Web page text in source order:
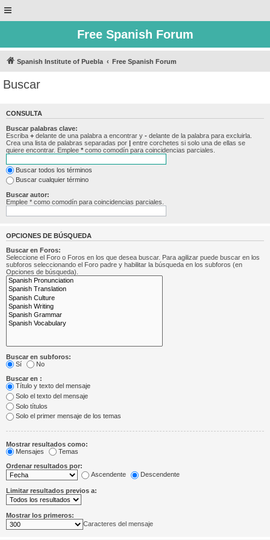
Free Spanish Forum
Spanish Institute of Puebla Free Spanish Forum
Buscar
CONSULTA
Buscar palabras clave:
Escriba + delante de una palabra a encontrar y - delante de la palabra para excluirla.
Crea una lista de palabras separadas por | entre corchetes si solo una de ellas se
quiere encontrar. Emplee * como comodín para coincidencias parciales.
Buscar todos los términos
Buscar cualquier término
Buscar autor:
Emplee * como comodín para coincidencias parciales.
OPCIONES DE BÚSQUEDA
Buscar en Foros:
Seleccione el Foro o Foros en los que desea buscar. Para agilizar puede buscar en los
subforos seleccionando el Foro padre y habilitar la búsqueda en los subforos (en
Opciones de búsqueda).
Buscar en subforos:
Sí
No
Buscar en :
Título y texto del mensaje
Solo el texto del mensaje
Solo títulos
Solo el primer mensaje de los temas
Mostrar resultados como:
Mensajes
Temas
Ordenar resultados por:
Ascendente
Descendente
Limitar resultados previos a:
Mostrar los primeros:
Caracteres del mensaje